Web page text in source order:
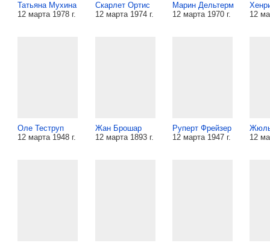
Татьяна Мухина
12 марта 1978 г.
Скарлет Ортис
12 марта 1974 г.
Марин Дельтерм
12 марта 1970 г.
12
Оле Теструп
12 марта 1948 г.
Жан Брошар
12 марта 1893 г.
Руперт Фрейзер
12 марта 1947 г.
12